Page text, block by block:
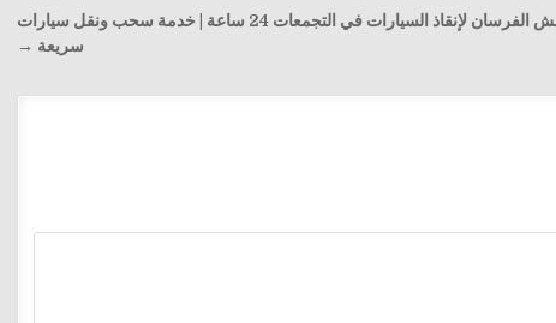
ونش الفرسان لإنقاذ السيارات في التجمعات 24 ساعة | خدمة سحب ونقل سيارات
سريعة →